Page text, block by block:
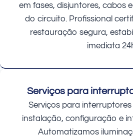
em fases, disjuntores, cabos
do circuito. Profissional
restauração segura,
imediata
Serviços para
Serviços para
instalação, configuração e
Automatizamos